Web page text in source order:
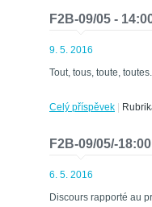
F2B-09/05 -
9. 5. 2016
Tout, tous, toute,
Celý příspěvek
F2B-09/05/-18:00
6. 5. 2016
Discours rapporté au